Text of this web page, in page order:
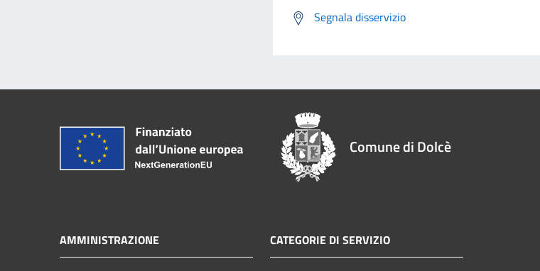
Segnala disservizio
Comune di Dolcè
AMMINISTRAZIONE CATEGORIE DI SERVIZIO